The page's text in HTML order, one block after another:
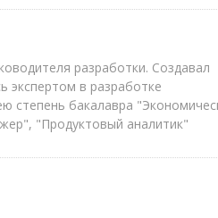
разработки. Создавал
экспертом в разработке
степень бакалавра
"Продуктовый аналитик"